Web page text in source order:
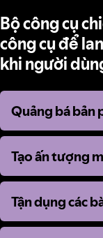
Bộ công cụ
công cụ để
khi người
Quảng bá bản
Quảng bá bản
Tạo ấn tượng
Tạo ấn tượng
Tận dụng các
Tận dụng các